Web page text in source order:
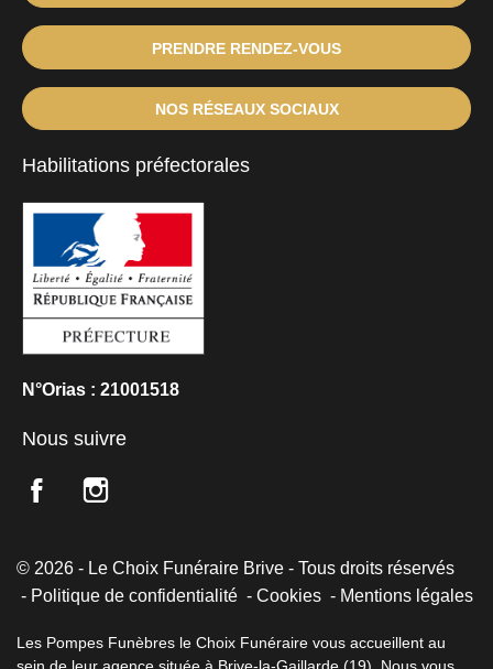
PRENDRE RENDEZ-VOUS
NOS RÉSEAUX SOCIAUX
Habilitations préfectorales
N°Orias : 21001518
Nous suivre
© 2026 - Le Choix Funéraire Brive - Tous droits réservés
Politique de confidentialité
Cookies Mentions légales
Les Pompes Funèbres le Choix Funéraire vous accueillent au